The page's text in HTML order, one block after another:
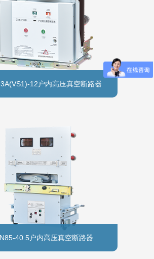
12户内高压真空断路器
40.5户内高压真空断路器